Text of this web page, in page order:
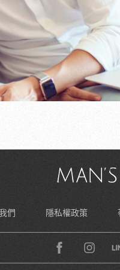
們 隱私權政策